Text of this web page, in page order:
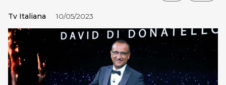
Tv Italiana 10/05/2023